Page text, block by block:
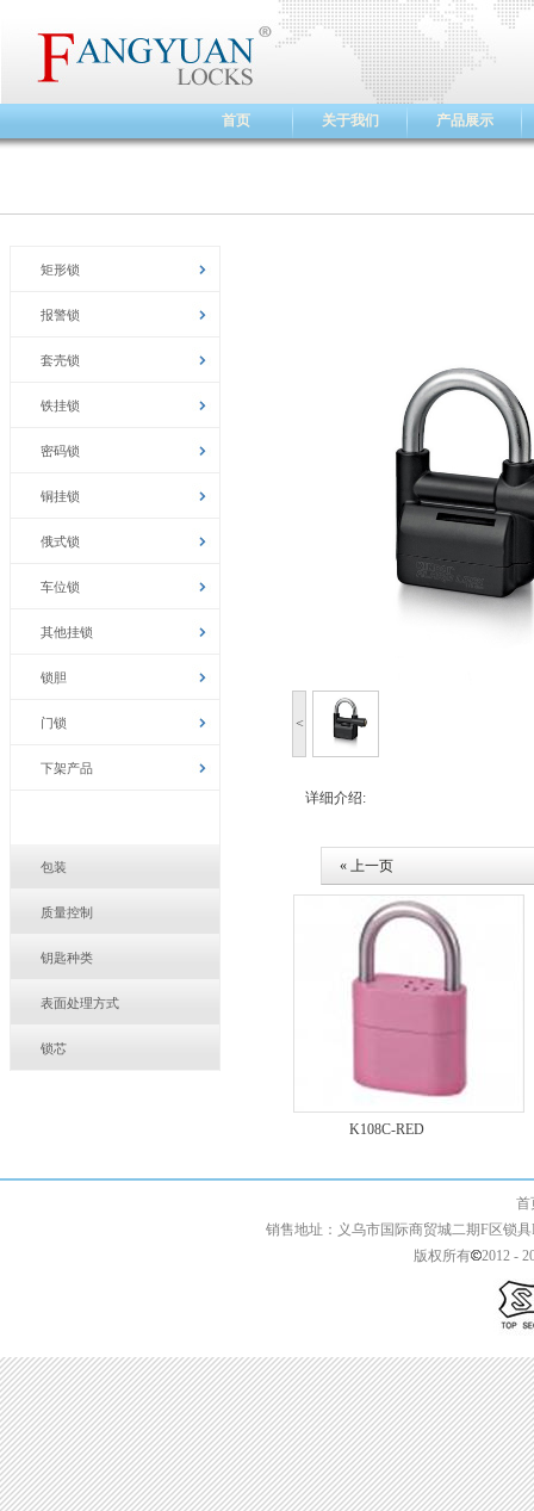
首页 关于我们 产品展示
矩形锁
报警锁
套壳锁
铁挂锁
密码锁
铜挂锁
俄式锁
车位锁
其他挂锁
锁胆
门锁
下架产品
包装
质量控制
钥匙种类
表面处理方式
锁芯
<
详细介绍:
« 上一页
K108C-RED
首页 | 关于我们
销售地址：义乌市国际商贸城二期F区锁具
版权所有
2012 -